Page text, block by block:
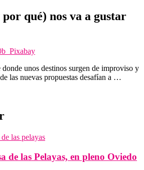
qué) nos va a gustar
unos destinos surgen de improviso y
las nuevas propuestas desafían a …
de las Pelayas, en pleno Oviedo